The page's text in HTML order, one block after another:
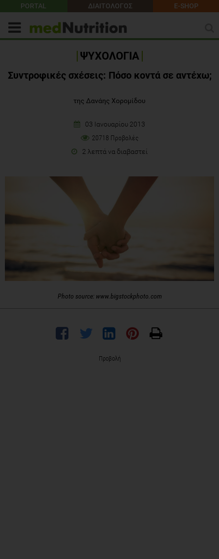
PORTAL ΔΙΑΙΤΟΛΟΓΟΣ E-SHOP
ΨΥΧΟΛΟΓΙΑ
Συντροφικές σχέσεις: Πόσο κοντά σε αντέχω;
της Δανάης Χορομίδου
03 Ιανουαρίου 2013
20718 Προβολές
2 λεπτά να διαβαστεί
Photo source: www.bigstockphoto.com
Προβολή